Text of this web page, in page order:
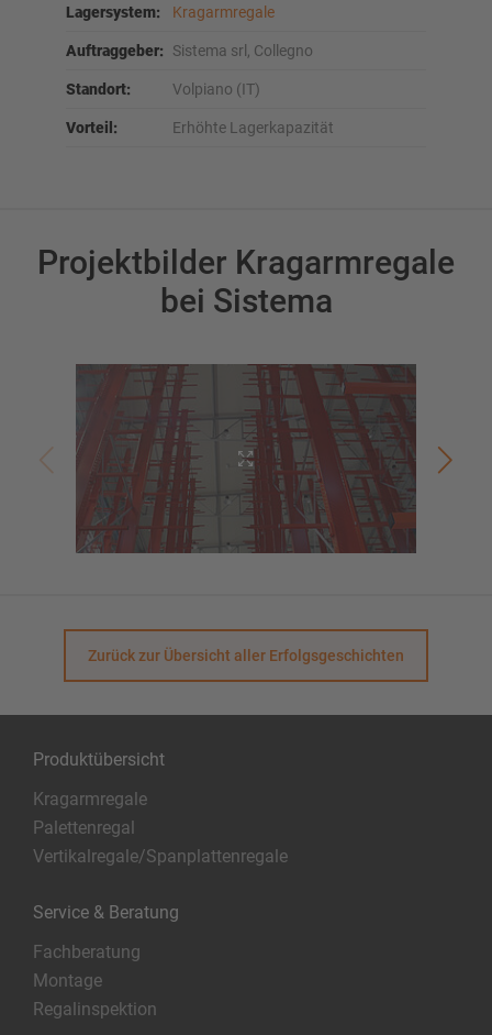
Lagersystem: Kragarmregale
Auftraggeber: Sistema srl, Collegno
Standort: Volpiano (IT)
Vorteil: Erhöhte Lagerkapazität
Projektbilder Kragarmregale
bei Sistema
Zurück zur Übersicht aller Erfolgsgeschichten
Produktübersicht
Kragarmregale
Palettenregal
Vertikalregale/Spanplattenregale
Service & Beratung
Fachberatung
Montage
Regalinspektion